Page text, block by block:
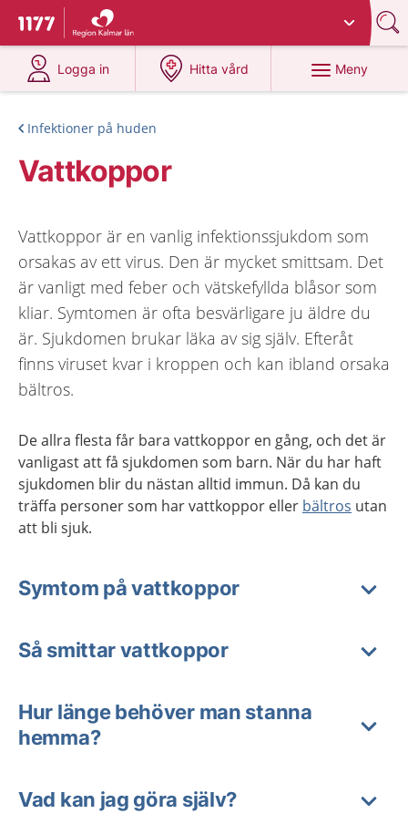
Till startsidan för 1177
Du har valt region
Logga in
på 1177.se
Hitta vård
på 1177.se
Meny
Infektioner på huden
Vattkoppor
Vattkoppor är en vanlig infektionssjukdom som
orsakas av ett virus. Den är mycket smittsam. Det
är vanligt med feber och vätskefyllda blåsor som
kliar. Symtomen är ofta besvärligare ju äldre du
är. Sjukdomen brukar läka av sig själv. Efteråt
finns viruset kvar i kroppen och kan ibland orsaka
bältros.
De allra flesta får bara vattkoppor en gång, och det är
vanligast att få sjukdomen som barn. När du har haft
sjukdomen blir du nästan alltid immun. Då kan du
träffa personer som har vattkoppor eller bältros utan
att bli sjuk.
Symtom på vattkoppor
Så smittar vattkoppor
Hur länge behöver man stanna
hemma?
Vad kan jag göra själv?